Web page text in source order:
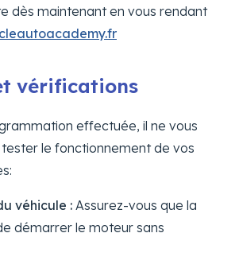
dès maintenant en vous rendant
cleautoacademy.fr
vérifications
effectuée, il ne vous
le fonctionnement de vos
véhicule : Assurez-vous que la
démarrer le moteur sans